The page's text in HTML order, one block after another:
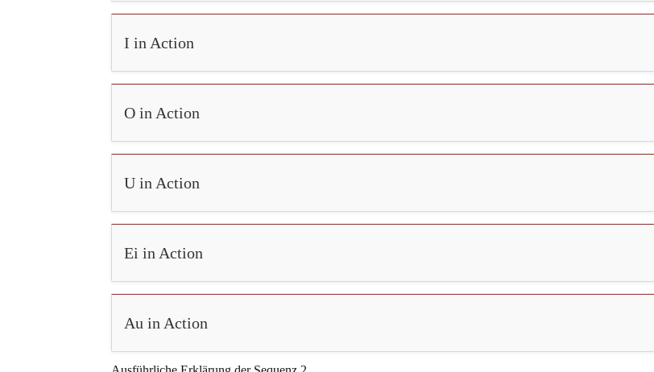
I in Action
O in Action
U in Action
Ei in Action
Au in Action